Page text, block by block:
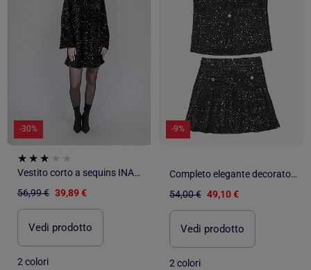
-30%
Vestito corto a sequins INAZOE
56,99 € 39,89 €
Vedi prodotto
2 colori
-9%
Completo elegante decorato con paillettes - Kids Star
54,00 € 49,10 €
Vedi prodotto
2 colori